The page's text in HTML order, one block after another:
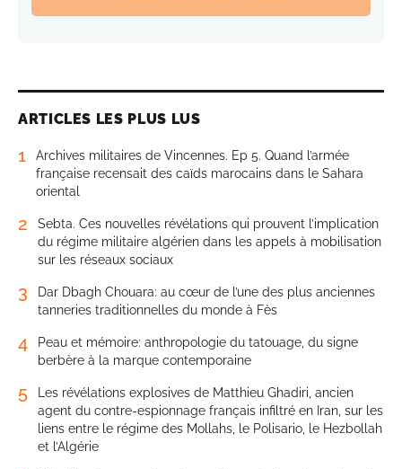
ARTICLES LES PLUS LUS
1
Archives militaires de Vincennes. Ep 5. Quand l’armée
française recensait des caïds marocains dans le Sahara
oriental
2
Sebta. Ces nouvelles révélations qui prouvent l’implication
du régime militaire algérien dans les appels à mobilisation
sur les réseaux sociaux
3
Dar Dbagh Chouara: au cœur de l’une des plus anciennes
tanneries traditionnelles du monde à Fès
4
Peau et mémoire: anthropologie du tatouage, du signe
berbère à la marque contemporaine
5
Les révélations explosives de Matthieu Ghadiri, ancien
agent du contre-espionnage français infiltré en Iran, sur les
liens entre le régime des Mollahs, le Polisario, le Hezbollah
et l’Algérie